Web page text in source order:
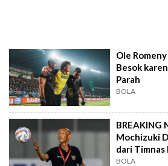
Ole
Besok
Parah
BOLA
BREAKING
Mochizuki
dari
BOLA